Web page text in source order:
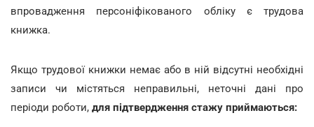
впровадження персоніфікованого обліку є трудова
книжка.
Якщо трудової книжки немає або в ній відсутні необхідні
записи чи містяться неправильні, неточні дані про
періоди роботи, для підтвердження стажу приймаються: